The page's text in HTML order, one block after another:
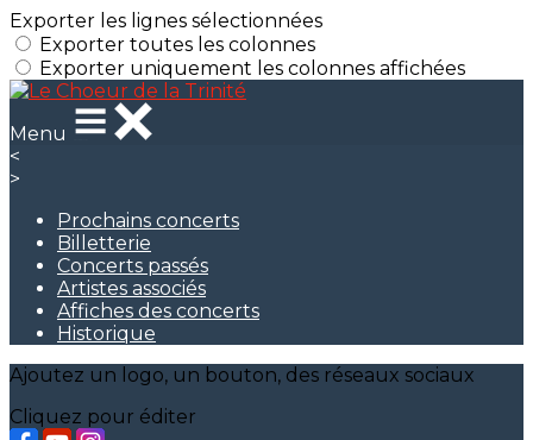
Exporter les lignes sélectionnées
Exporter toutes les colonnes
Exporter uniquement les colonnes affichées
Menu
<
>
Prochains concerts
Billetterie
Concerts passés
Artistes associés
Affiches des concerts
Historique
Ajoutez un logo, un bouton, des réseaux sociaux
Cliquez pour éditer